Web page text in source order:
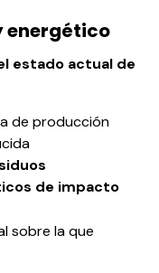
energético
estado actual de
de producción
de impacto
sobre la que